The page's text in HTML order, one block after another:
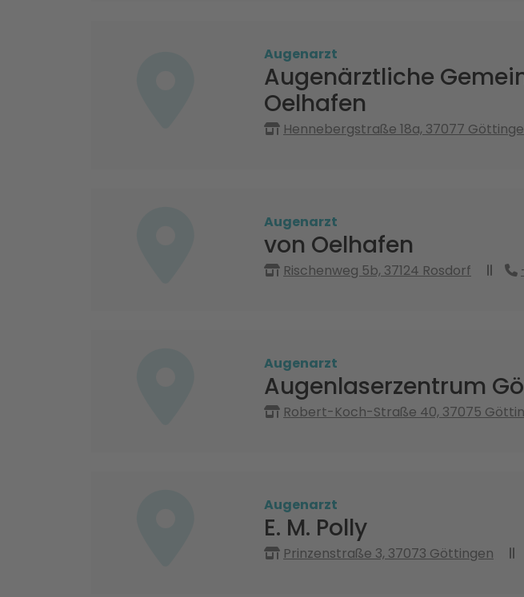
Augenarzt
Augenärztliche
Oelhafen
Hennebergstraße 18a, 37077
Augenarzt
von Oelhafen
Rischenweg 5b, 37124 Rosdorf
Augenarzt
Augenlaserzentrum
Robert-Koch-Straße 40, 37075
Augenarzt
E. M. Polly
Prinzenstraße 3, 37073 Göttingen